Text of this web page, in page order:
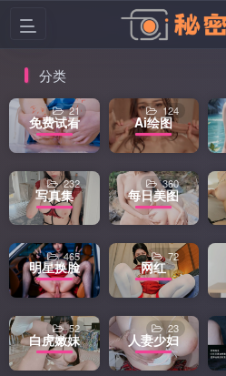
分类
免费试看
21
Ai绘图
124
写真集
232
每日美图
360
明星换脸
465
网红
72
白虎嫩妹
52
人妻少妇
23